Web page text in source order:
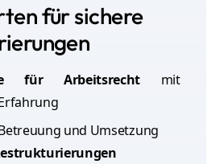
für sichere
für Arbeitsrecht mit
und Umsetzung